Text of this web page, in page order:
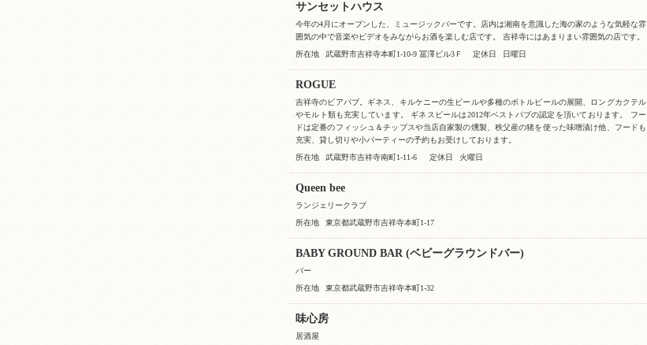
サンセットハウス
今年の4月にオープンした、ミュージックバーです。店内は湘南を意識した海の家のような気軽な雰
囲気の中で音楽やビデオをみながらお酒を楽しむ店です。 吉祥寺にはあまりまい雰囲気の店です。
所在地
武蔵野市吉祥寺本町1-10-9 冨澤ビル3Ｆ 定休日 日曜日
ROGUE
吉祥寺のビアパブ。ギネス、キルケニーの生ビールや多種のボトルビールの展開、ロングカクテル
やモルト類も充実しています。 ギネスビールは2012年ベストパブの認定を頂いております。 フー
ドは定番のフィッシュ＆チップスや当店自家製の燻製、秩父産の猪を使った味噌漬け他、フードも
充実、貸し切りや小パーティーの予約もお受けしております。
所在地
武蔵野市吉祥寺南町1-11-6 定休日 火曜日
Queen bee
ランジェリークラブ
所在地
東京都武蔵野市吉祥寺本町1-17
BABY GROUND BAR (ベビーグラウンドバー)
バー
所在地
東京都武蔵野市吉祥寺本町1-32
味心房
居酒屋